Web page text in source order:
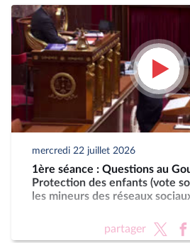
mercredi 22 juillet 2026
1ère séance : Questions au
Protection des enfants (vote
les mineurs des réseaux
partager